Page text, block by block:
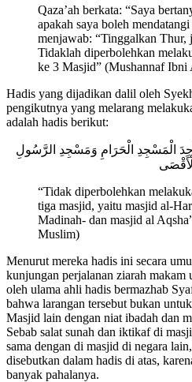
Qaza’ah berkata: “Saya
apakah saya boleh
menjawab: “Tinggalkan Thur,
Tidaklah diperbolehkan
ke 3 Masjid” (Mushannaf Ibni
Hadis yang dijadikan dalil oleh
pengikutnya yang melarang
adalah hadis berikut:
الْمَسْجِدِ الْحَرَامِ وَمَسْجِدِ الرَّسُولِ
“Tidak diperbolehkan
tiga masjid, yaitu masjid al-
Madinah- dan masjid al
Muslim)
Menurut mereka hadis ini secara
kunjungan perjalanan ziarah makam
oleh ulama ahli hadis bermazhab
bahwa larangan tersebut bukan
Masjid lain dengan niat ibadah dan
Sebab salat sunah dan iktikaf di
sama dengan di masjid di negara
disebutkan dalam hadis di atas,
banyak pahalanya.